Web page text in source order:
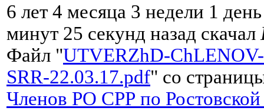
6 лет 4 месяца 3 недели 1
минут 25 секунд назад скачал
Файл "UTVERZhD-
SRR-22.03.17.pdf" со
Членов РО CРР по Ростовской